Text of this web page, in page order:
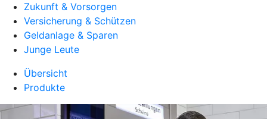
Zukunft & Vorsorgen
Versicherung & Schützen
Geldanlage & Sparen
Junge Leute
Übersicht
Produkte